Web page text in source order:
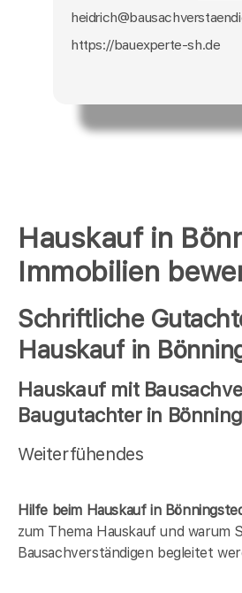
Hauskauf in
Immobilien
Schriftliche
Hauskauf in
Hauskauf mit
Baugutachter in
Weiterfühendes
Hilfe beim Hauskauf in
zum Thema Hauskauf und warum
Bausachverständigen begleitet
https://bauexperte-sh.de